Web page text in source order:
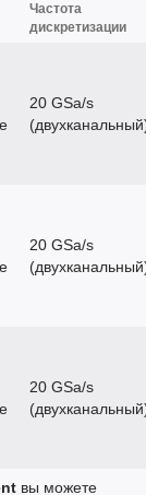
Частота
дискретизации
20 GSa/s
20 GSa/s
20 GSa/s
вы можете